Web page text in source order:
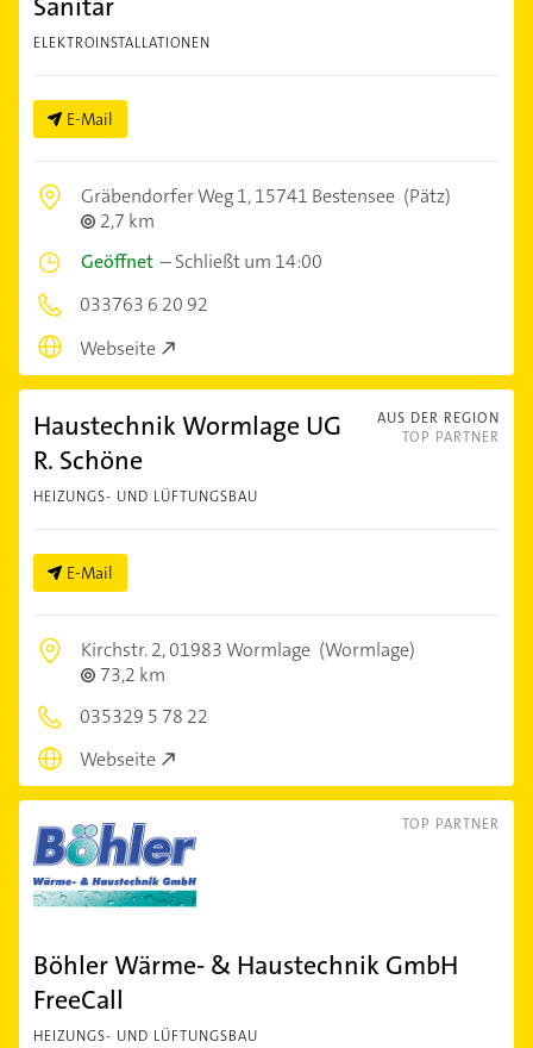
ELEKTROINSTALLATIONEN
E-Mail
Gräbendorfer Weg 1,15741 Bestensee (Pätz)
2,7 km
Geöffnet –Schließt um 14:00
033763 6 20 92
Webseite
AUS DER REGION
TOP PARTNER
Haustechnik Wormlage UG
R. Schöne
HEIZUNGS- UND LÜFTUNGSBAU
E-Mail
Kirchstr. 2,01983 Wormlage (Wormlage)
73,2 km
035329 5 78 22
Webseite
TOP PARTNER
Böhler Wärme- & Haustechnik GmbH
FreeCall
HEIZUNGS- UND LÜFTUNGSBAU